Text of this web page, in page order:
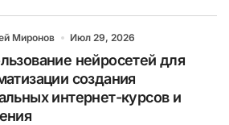
Миронов Июл 29, 2026
нейросетей для
создания
интернет-курсов и